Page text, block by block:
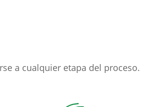
a cualquier etapa del proceso.